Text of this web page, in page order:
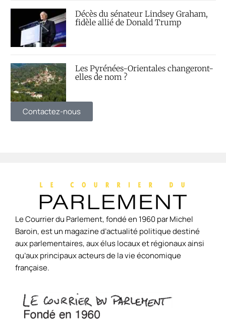
Décès du sénateur Lindsey Graham,
fidèle allié de Donald Trump
Les Pyrénées-Orientales changeront-
elles de nom ?
Contactez-nous
Le Courrier du Parlement, fondé en 1960 par Michel
Baroin, est un magazine d’actualité politique destiné
aux parlementaires, aux élus locaux et régionaux ainsi
qu’aux principaux acteurs de la vie économique
française.